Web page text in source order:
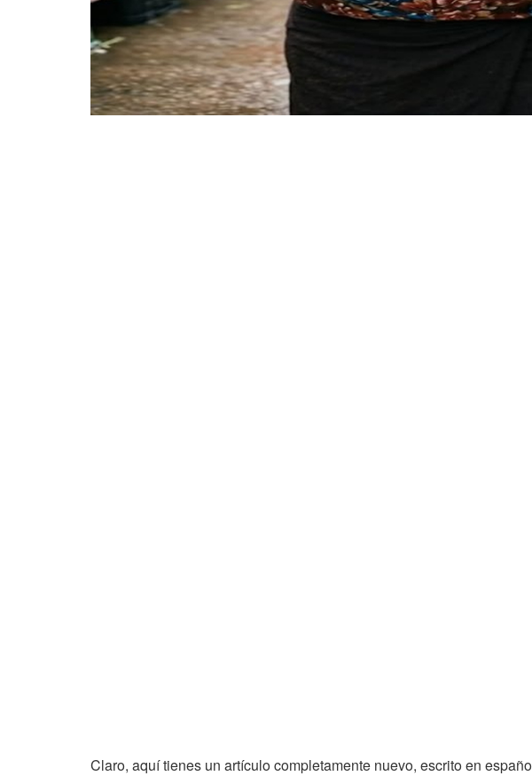
Claro, aquí tienes un artículo completamente nuevo, escrito en